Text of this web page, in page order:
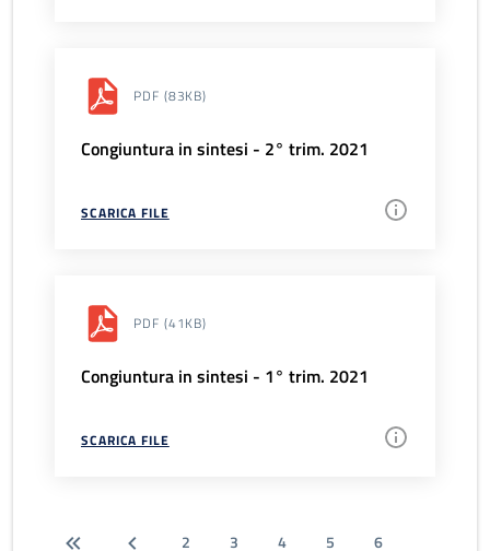
PDF (83KB)
Congiuntura in sintesi - 2° trim. 2021
SCARICA FILE
PDF (41KB)
Congiuntura in sintesi - 1° trim. 2021
SCARICA FILE
2 3 4 5
6